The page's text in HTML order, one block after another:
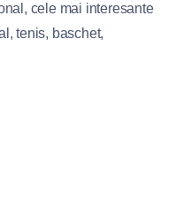
cele mai interesante
tenis, baschet,